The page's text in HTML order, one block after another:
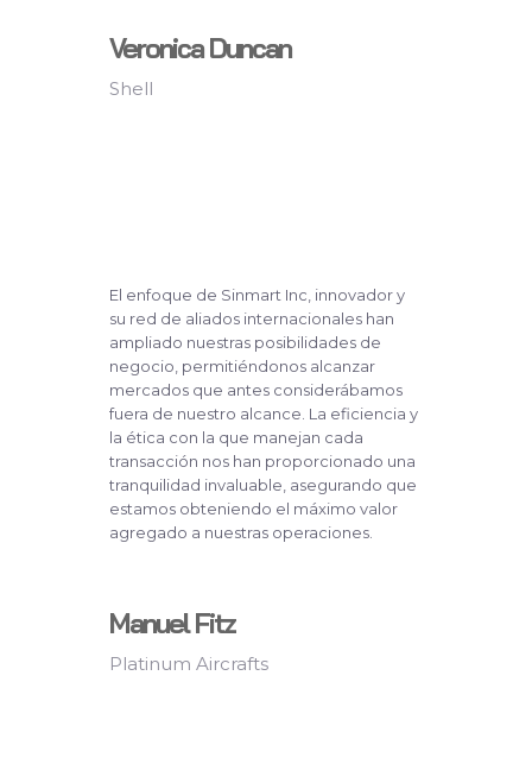
Veronica Duncan
Shell
El enfoque de Sinmart Inc, innovador y
su red de aliados internacionales han
ampliado nuestras posibilidades de
negocio, permitiéndonos alcanzar
mercados que antes considerábamos
fuera de nuestro alcance. La eficiencia y
la ética con la que manejan cada
transacción nos han proporcionado una
tranquilidad invaluable, asegurando que
estamos obteniendo el máximo valor
agregado a nuestras operaciones.
Manuel Fitz
Platinum Aircrafts